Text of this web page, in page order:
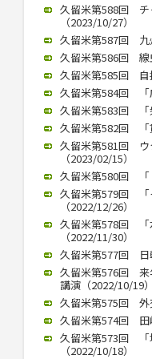
久留米第588回 チ
（2023/10/27）
久留米第587回 九
久留米第586回 線
久留米第585回 自
久留米第584回 「
久留米第583回 「
久留米第582回 「
久留米第581回 ウ
（2023/02/15）
久留米第580回 「
久留米第579回 「
（2022/12/26）
久留米第578回 「
（2022/11/30）
久留米第577回 日
久留米第576回 来
講演（2022/10/19）
久留米第575回 外
久留米第574回 田
久留米第573回 「
（2022/10/18）